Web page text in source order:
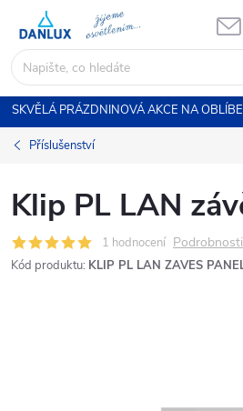
obsah
SKVĚLÁ PRÁZDNINOVÁ AKCE NA
Příslušenství
Klip PL LAN
1 hodnocení
Kód produktu: KLIP PL LAN ZAVES